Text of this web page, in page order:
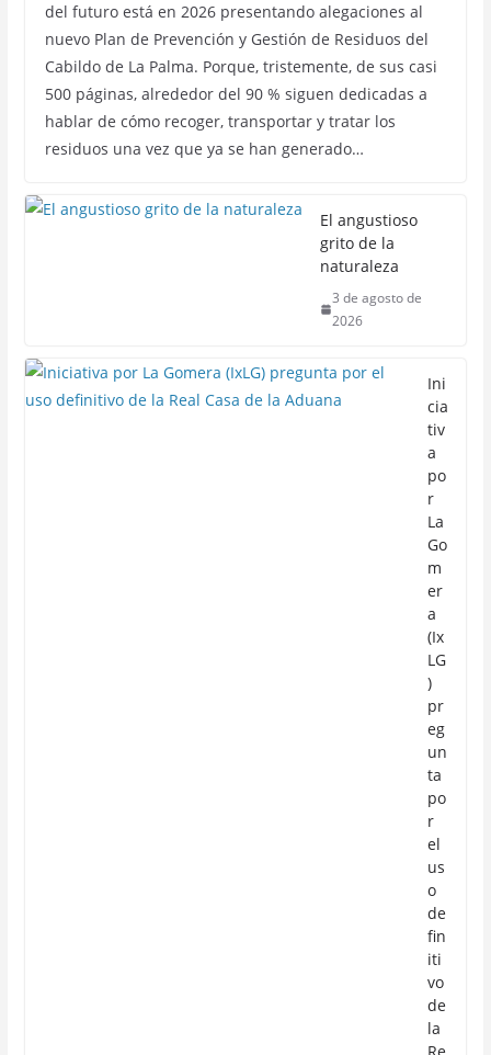
del futuro está en 2026 presentando alegaciones al
nuevo Plan de Prevención y Gestión de Residuos del
Cabildo de La Palma. Porque, tristemente, de sus casi
500 páginas, alrededor del 90 % siguen dedicadas a
hablar de cómo recoger, transportar y tratar los
residuos una vez que ya se han generado…
El angustioso
grito de la
naturaleza
3 de agosto de
2026
Ini
cia
tiv
a
po
r
La
Go
m
er
a
(Ix
LG
)
pr
eg
un
ta
po
r
el
us
o
de
fin
iti
vo
de
la